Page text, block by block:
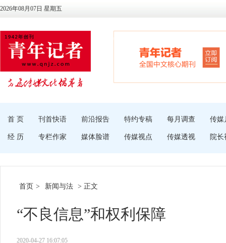
2026年08月07日 星期五
首 页 刊首快语 前沿报告 特约专稿 每月调查 传媒
经 历 专栏作家 媒体脸谱 传媒视点 传媒透视 院长
首页 > 新闻与法 > 正文
“不良信息”和权利保障
2020-04-27 16:07:05